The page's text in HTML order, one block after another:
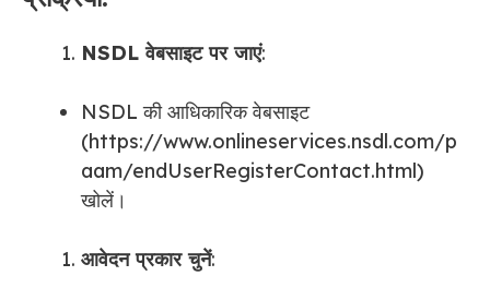
NSDL वेबसाइट पर जाएं:
NSDL की आधिकारिक वेबसाइट
(https://www.onlineservices.nsdl.com/p
aam/endUserRegisterContact.html)
खोलें।
आवेदन प्रकार चुनें: